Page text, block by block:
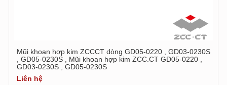
Mũi khoan hợp kim ZCCCT dòng GD05-0220 , GD03-0230S
, GD05-0230S , Mũi khoan hợp kim ZCC.CT GD05-0220 ,
GD03-0230S , GD05-0230S
Liên hệ